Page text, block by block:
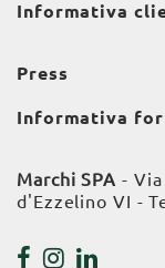
Informativa
Press
Informativa
Marchi SPA -
d'Ezzelino VI -